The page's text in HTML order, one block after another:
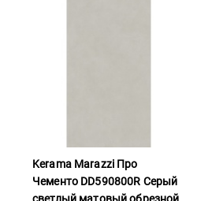
Kerama Marazzi Про
Чементо DD590800R Серый